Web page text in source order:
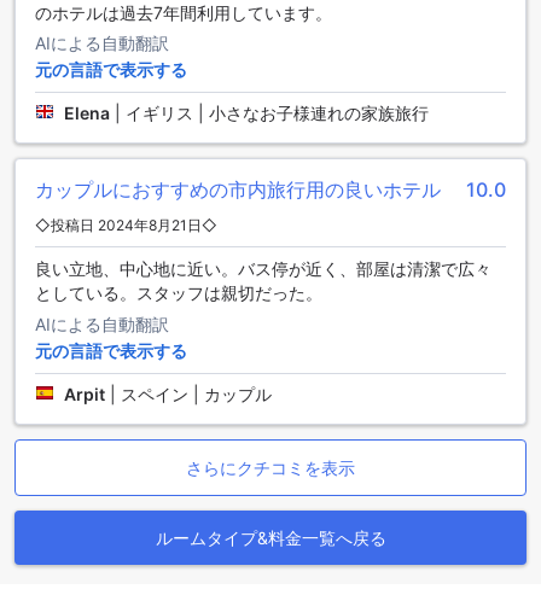
アリオン シティホテル & アパートメント ウィーンは、滞在中
に快適な食事体験を提供するために、さまざまなダイニング
施設をご用意しています。ホテル内には、便利なカフェがあ
り、一日中おいしいコーヒーや軽食を楽しむことができま
す。また、レストランもあり、美味しい料理を味わいながら
くつろぐことができます。
滞在をお楽しみいただけます。朝食はビュッフェスタイルで
提供され、多種多様な料理をお楽しみいただけます。コンチ
ネンタルブレックファストもご用意しており、さまざまなお
好みに合わせてお選びいただけます。
アリオン シティホテル & アパートメント ウィーンでは、充実
したダイニング施設を通じて、お客様に快適な食事体験を提
供しています。滞在中に美味しい料理を楽しんだり、リラッ
クスしたカフェタイムを過ごしたりすることができます。
種類
まなお部屋をご用意しております。アパートメントは広々と
した45平方メートルで、ソファベッドまたはダブルベッドが
のホテルは過去7年間利用しています。
AIによる自動翻訳
元の言語で表示する
Elena イギリス | 小さなお子様連れの家族旅行
カップルにおすすめの市内旅行用の良いホテル 10.0
◇投稿日 2024年8月21日◇
良い立地、中心地に近い。バス停が近く、部屋は清潔で広々
としている。スタッフは親切だった。
AIによる自動翻訳
元の言語で表示する
Arpit スペイン | カップル
さらにクチコミを表示
ルームタイプ&料金一覧へ戻る